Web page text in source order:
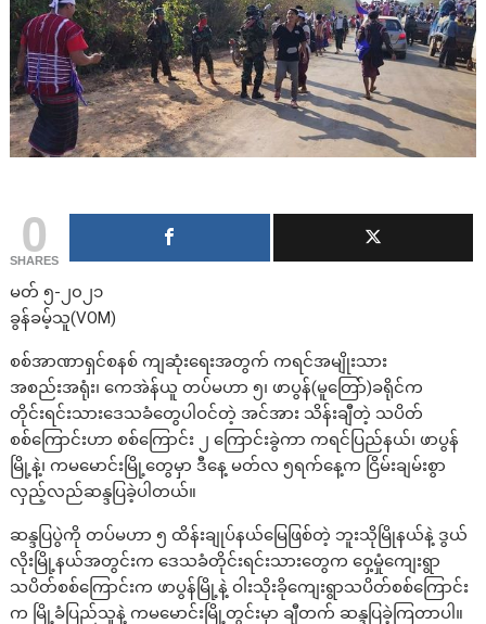
0
SHARES
မတ် ၅-၂၀၂၁
ခွန်ခမ့်သူ(VOM)
စစ်အာဏာရှင်စနစ် ကျဆုံးရေးအတွက် ကရင်အမျိုးသား
အစည်းအရုံး၊ ကေအဲန်ယူ တပ်မဟာ ၅၊ ဖာပွန်(မူတြော်)ခရိုင်က
တိုင်းရင်းသားဒေသခံတွေပါဝင်တဲ့ အင်အား သိန်းချီတဲ့ သပိတ်
စစ်ကြောင်းဟာ စစ်ကြောင်း ၂ ကြောင်းခွဲကာ ကရင်ပြည်နယ်၊ ဖာပွန်
မြို့နဲ့၊ ကမမောင်းမြို့တွေမှာ ဒီနေ့ မတ်လ ၅ရက်နေ့က ငြိမ်းချမ်းစွာ
လှည့်လည်ဆန္ဒပြခဲ့ပါတယ်။
ဆန္ဒပြပွဲကို တပ်မဟာ ၅ ထိန်းချုပ်နယ်မြေဖြစ်တဲ့ ဘူးသိုမြိုနယ်နဲ့ ဒွယ်
လိုးမြို့နယ်အတွင်းက ဒေသခံတိုင်းရင်းသားတွေက ဝှေ့မှုံကျေးရွာ
သပိတ်စစ်ကြောင်းက ဖာပွန်မြို့နဲ့ ဝါးသိုးခိုကျေးရွာသပိတ်စစ်ကြောင်း
က မြို့ခံပြည်သူနဲ့ ကမမောင်းမြို့တွင်းမှာ ချီတက် ဆန္ဒပြခဲ့ကြတာပါ။